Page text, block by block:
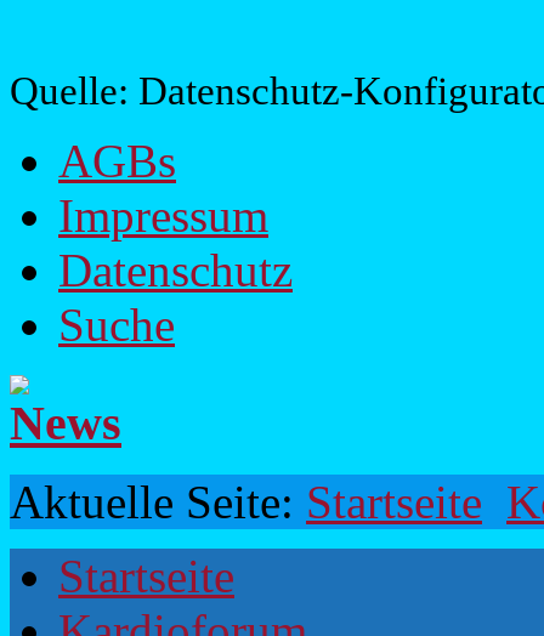
Quelle: Datenschutz-
AGBs
Impressum
Datenschutz
Suche
Aktuelle Seite: Startseite
Startseite